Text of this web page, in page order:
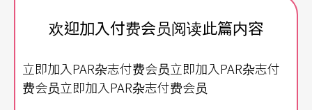
结合演讲或示范的展演方式，巡展于台湾的鄕镇学
校及社区。今年三月在台北新舞台的剧场正式与大
欢迎加入付费会员阅读此篇内容
立即加入PAR杂志付费会员立即加入PAR杂志付
费会员立即加入PAR杂志付费会员